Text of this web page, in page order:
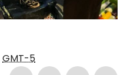
GMT-5